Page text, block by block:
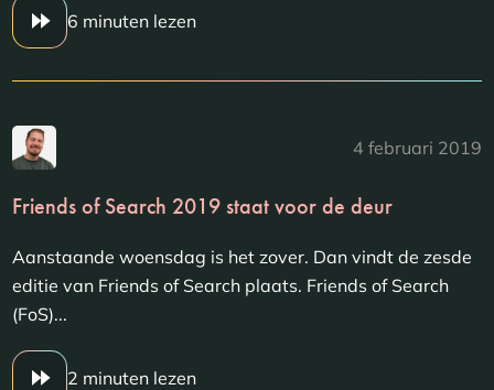
6 minuten lezen
4 februari 2019
Friends of Search 2019 staat voor de deur
Aanstaande woensdag is het zover. Dan vindt de zesde
editie van Friends of Search plaats. Friends of Search
(FoS)...
2 minuten lezen